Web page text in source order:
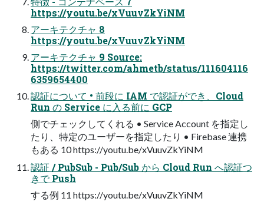
https://youtu.be/xVuuvZkYiNM
アーキテクチャ 8
https://youtu.be/xVuuvZkYiNM
アーキテクチャ 9 Source:
https://twitter.com/ahmetb/status/111604116
6359654400
認証について • 前段に IAM で認証ができ、Cloud
Run の Service に入る前に GCP
側でチェックしてくれる • Service Account を指定し
たり、特定のユーザーを指定したり • Firebase 連携
もある 10 https://youtu.be/xVuuvZkYiNM
認証 / PubSub - Pub/Sub から Cloud Run へ認証つ
きで Push
する例 11 https://youtu.be/xVuuvZkYiNM